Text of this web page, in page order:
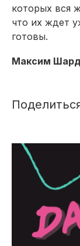
которых вся
что их ждет
готовы.
Максим